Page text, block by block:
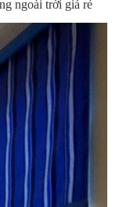
ngoài trời giá rẻ